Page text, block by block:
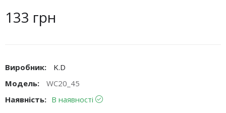
133 грн
Виробник:
K.D
Модель:
WC20_45
Наявність: В наявності